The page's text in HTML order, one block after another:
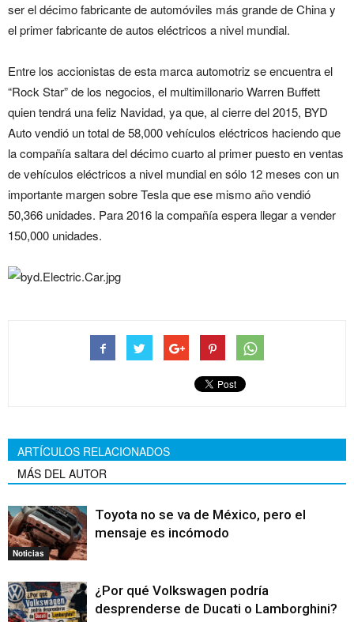
ser el décimo fabricante de automóviles más grande de China y
el primer fabricante de autos eléctricos a nivel mundial.
Entre los accionistas de esta marca automotriz se encuentra el
“Rock Star” de los negocios, el multimillonario Warren Buffett
quien tendrá una feliz Navidad, ya que, al cierre del 2015, BYD
Auto vendió un total de 58,000 vehículos eléctricos haciendo que
la compañía saltara del décimo cuarto al primer puesto en ventas
de vehículos eléctricos a nivel mundial en sólo 12 meses con un
importante margen sobre Tesla que ese mismo año vendió
50,366 unidades. Para 2016 la compañía espera llegar a vender
150,000 unidades.
ARTÍCULOS RELACIONADOS
MÁS DEL AUTOR
Noticias
Toyota no se va de México, pero el
mensaje es incómodo
¿Por qué Volkswagen podría
desprenderse de Ducati o Lamborghini?